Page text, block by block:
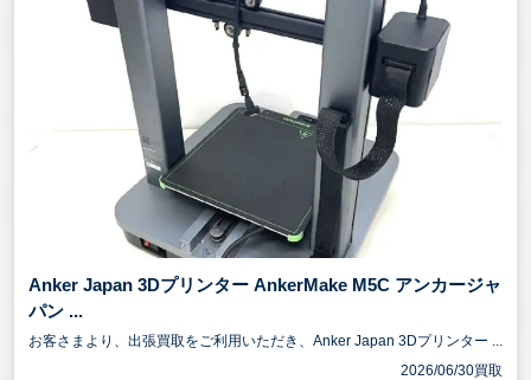
Anker Japan 3Dプリンター AnkerMake M5C アンカージャ
パン ...
お客さまより、出張買取をご利用いただき、Anker Japan 3Dプリンター ...
2026/06/30買取